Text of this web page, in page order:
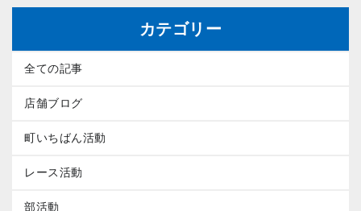
カテゴリー
全ての記事
店舗ブログ
町いちばん活動
レース活動
部活動